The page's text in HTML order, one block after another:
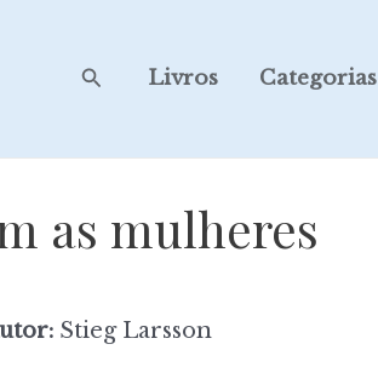
SearchLivros Categorias
as mulheres
Stieg Larsson